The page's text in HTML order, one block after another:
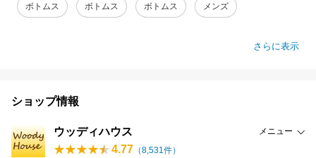
ボトムス ボトムス ボトムス メンズ
さらに表示
ショップ情報
ウッディハウス メニュー
4.77 （8,531件）